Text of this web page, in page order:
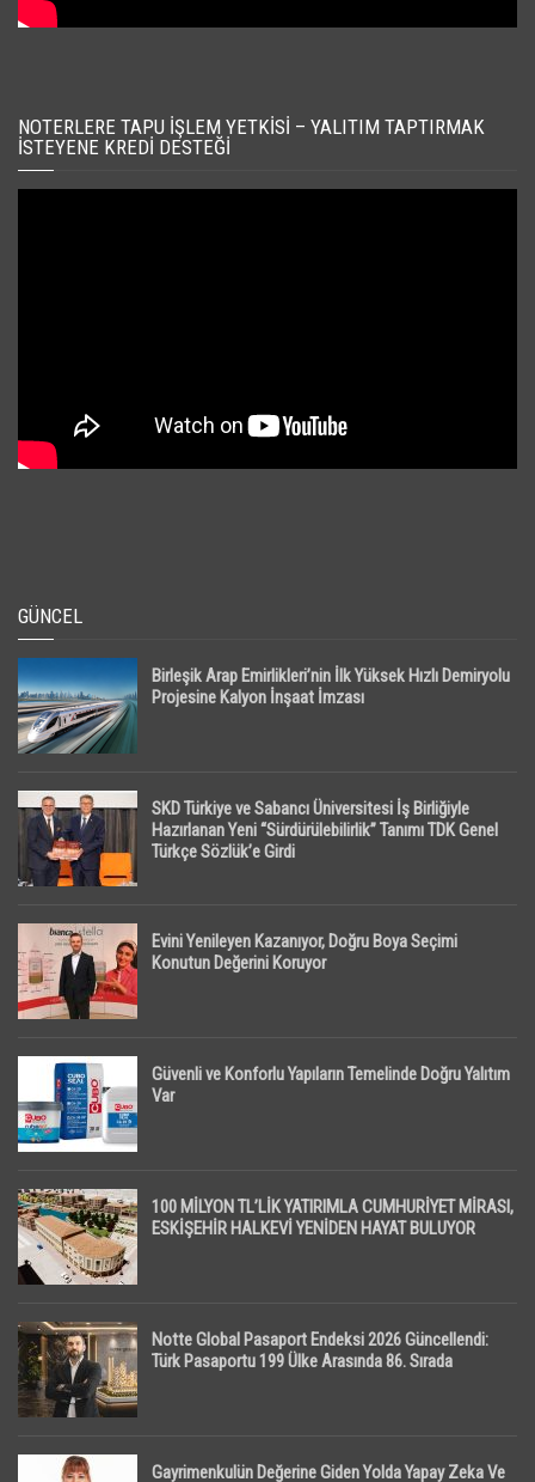
NOTERLERE TAPU İŞLEM YETKISI – YALITIM TAPTIRMAK
İSTEYENE KREDI DESTEĞI
GÜNCEL
Birleşik Arap Emirlikleri’nin İlk Yüksek Hızlı Demiryolu
Projesine Kalyon İnşaat İmzası
SKD Türkiye ve Sabancı Üniversitesi İş Birliğiyle
Hazırlanan Yeni “Sürdürülebilirlik” Tanımı TDK Genel
Türkçe Sözlük’e Girdi
Evini Yenileyen Kazanıyor, Doğru Boya Seçimi
Konutun Değerini Koruyor
Güvenli ve Konforlu Yapıların Temelinde Doğru Yalıtım
Var
100 MİLYON TL’LİK YATIRIMLA CUMHURİYET MİRASI,
ESKİŞEHİR HALKEVİ YENİDEN HAYAT BULUYOR
Notte Global Pasaport Endeksi 2026 Güncellendi:
Türk Pasaportu 199 Ülke Arasında 86. Sırada
Gayrimenkulün Değerine Giden Yolda Yapay Zeka Ve